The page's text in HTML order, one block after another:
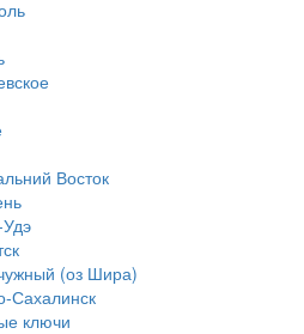
Восток
(оз Шира)
ключи